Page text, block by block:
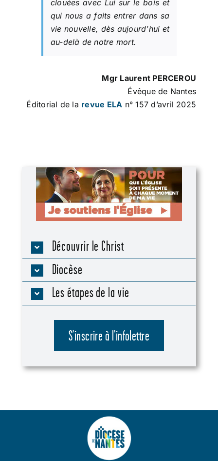
clouées avec Lui sur le bois et
qui nous a faits entrer dans sa
vie nouvelle, dès aujourd’hui et
au-delà de notre mort.
Mgr Laurent PERCEROU
Évêque de Nantes
Éditorial de la revue ELA n° 157 d’avril 2025
Découvrir le Christ
Diocèse
Les étapes de la vie
S’inscrire à l’infolettre